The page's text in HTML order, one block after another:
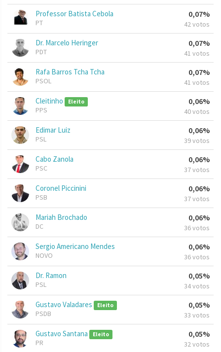
Professor Batista Cebola
PT
0,07%
42 votos
Dr. Marcelo Heringer
PDT
0,07%
41 votos
Rafa Barros Tcha Tcha
PSOL
0,07%
41 votos
Cleitinho Eleito
PPS
0,06%
40 votos
Edimar Luiz
PSL
0,06%
39 votos
Cabo Zanola
PSC
0,06%
37 votos
Coronel Piccinini
PSB
0,06%
37 votos
Mariah Brochado
DC
0,06%
36 votos
Sergio Americano Mendes
NOVO
0,06%
36 votos
Dr. Ramon
PSL
0,05%
34 votos
Gustavo Valadares Eleito
PSDB
0,05%
33 votos
Gustavo Santana Eleito
PR
0,05%
32 votos